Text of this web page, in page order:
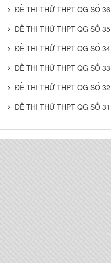
ĐỀ THI THỬ THPT QG SỐ 36
ĐỀ THI THỬ THPT QG SỐ 35
ĐỀ THI THỬ THPT QG SỐ 34
ĐỀ THI THỬ THPT QG SỐ 33
ĐỀ THI THỬ THPT QG SỐ 32
ĐỀ THI THỬ THPT QG SỐ 31